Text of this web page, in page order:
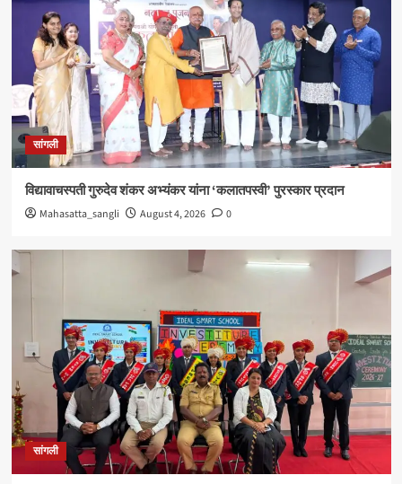
सांगली
विद्यावाचस्पती गुरुदेव शंकर अभ्यंकर यांना ‘कलातपस्वी’ पुरस्कार प्रदान
Mahasatta_sangli August 4, 2026 0
सांगली